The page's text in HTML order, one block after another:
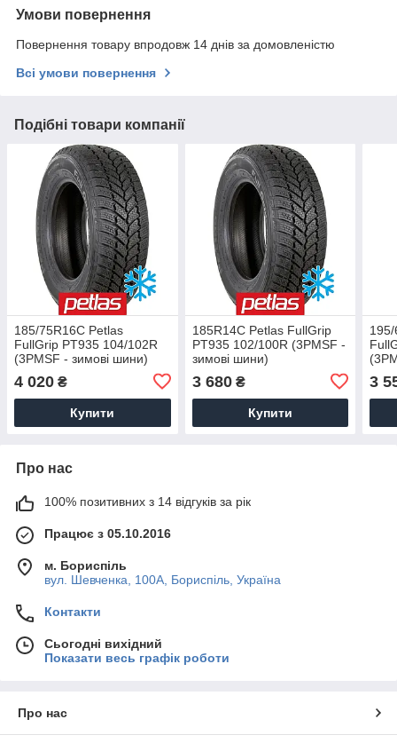
Умови повернення
Повернення товару впродовж 14 днів за домовленістю
Всі умови повернення
Подібні товари компанії
185/75R16C Petlas
FullGrip PT935 104/102R
(3PMSF - зимові шини)
4 020 ₴
Купити
185R14C Petlas FullGrip
PT935 102/100R (3PMSF -
зимові шини)
3 680₴
Купити
3
Про нас
100% позитивних з 14 відгуків за рік
Працює з 05.10.2016
м. Бориспіль
вул. Шевченка, 100А, Бориспіль, Україна
Контакти
Сьогодні вихідний
Показати весь графік роботи
Про нас